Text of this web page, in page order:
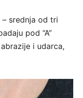
– srednja od tri
pod “A”
i udarca,